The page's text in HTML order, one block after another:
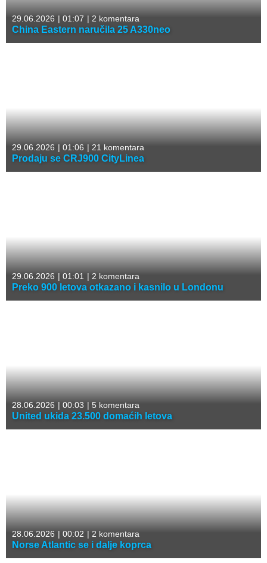
29.06.2026 | 01:07 | 2 komentara
China Eastern naručila 25 A330neo
29.06.2026 | 01:06 | 21 komentara
Prodaju se CRJ900 CityLinea
29.06.2026 | 01:01 | 2 komentara
Preko 900 letova otkazano i kasnilo u Londonu
28.06.2026 | 00:03 | 5 komentara
United ukida 23.500 domaćih letova
28.06.2026 | 00:02 | 2 komentara
Norse Atlantic se i dalje koprca